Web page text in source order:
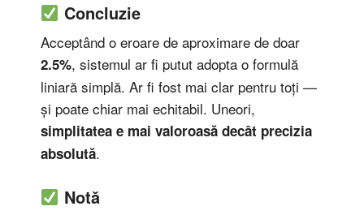
Concluzie
Acceptând o eroare de aproximare de doar
2.5%, sistemul ar fi putut adopta o formulă
liniară simplă. Ar fi fost mai clar pentru toți —
și poate chiar mai echitabil. Uneori,
simplitatea e mai valoroasă decât precizia
absolută.
Notă